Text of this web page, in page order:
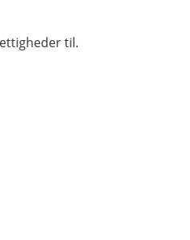
til.